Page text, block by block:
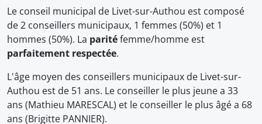
Le conseil municipal de Livet-sur-Authou est composé
de 2 conseillers municipaux, 1 femmes (50%) et 1
hommes (50%). La paritéfemme/homme est
parfaitement respectée.
L'âge moyen des conseillers municipaux de Livet-sur-
Authou est de 51 ans. Le conseiller le plus jeune a 33
ans (Mathieu MARESCAL) et le conseiller le plus âgé a 68
ans (Brigitte PANNIER).